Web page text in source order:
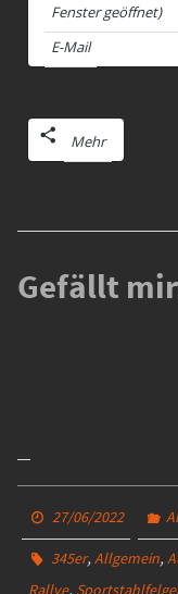
Fenster geöffnet)
E-Mail
Mehr
Gefällt
27/06/2022
345er, Allgemein,
Rallye,